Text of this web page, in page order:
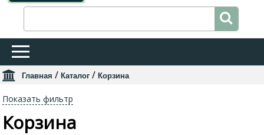
Главная / Каталог / Корзина
Показать фильтр
Корзина